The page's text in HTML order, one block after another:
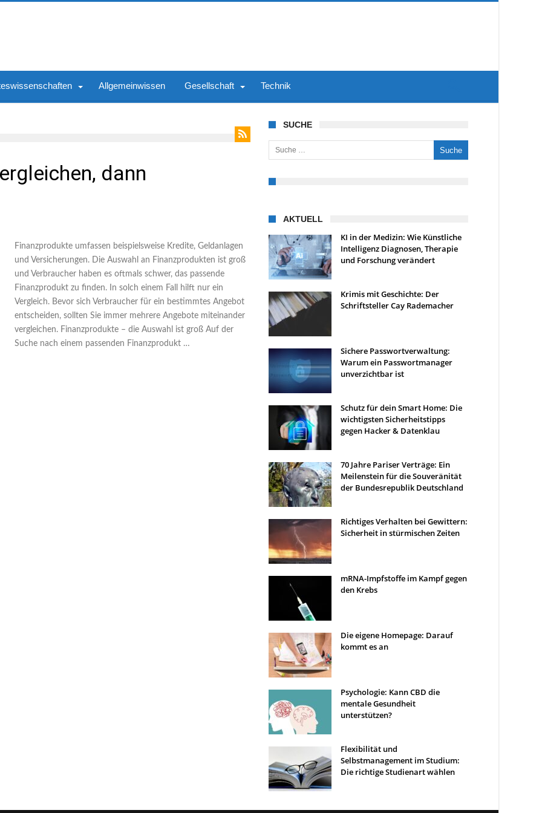
Allgemeinwissen Gesellschaft Technik
dann
Finanzprodukte umfassen beispielsweise Kredite, Geldanlagen
und Versicherungen. Die Auswahl an Finanzprodukten ist groß
und Verbraucher haben es oftmals schwer, das passende
Finanzprodukt zu finden. In solch einem Fall hilft nur ein
Vergleich. Bevor sich Verbraucher für ein bestimmtes Angebot
entscheiden, sollten Sie immer mehrere Angebote miteinander
vergleichen. Finanzprodukte – die Auswahl ist groß Auf der
Suche nach einem passenden Finanzprodukt …
SUCHE
Suche nach:
AKTUELL
KI in der Medizin: Wie Künstliche
Intelligenz Diagnosen, Therapie
und Forschung verändert
Krimis mit Geschichte: Der
Schriftsteller Cay Rademacher
Sichere Passwortverwaltung:
Warum ein Passwortmanager
unverzichtbar ist
Schutz für dein Smart Home: Die
wichtigsten Sicherheitstipps
gegen Hacker & Datenklau
70 Jahre Pariser Verträge: Ein
Meilenstein für die Souveränität
der Bundesrepublik Deutschland
Richtiges Verhalten bei Gewittern:
Sicherheit in stürmischen Zeiten
mRNA-Impfstoffe im Kampf gegen
den Krebs
Die eigene Homepage: Darauf
kommt es an
Psychologie: Kann CBD die
mentale Gesundheit
unterstützen?
Flexibilität und
Selbstmanagement im Studium:
Die richtige Studienart wählen